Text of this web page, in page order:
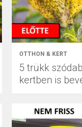
OTTHON & KERT
5 trükk
kertben is